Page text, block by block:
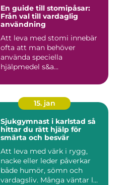
En guide till stomipåsar:
Från val till vardaglig
användning
Att leva med stomi innebär
ofta att man behöver
använda speciella
hjälpmedel s&a...
15. jan
Sjukgymnast i karlstad så
hittar du rätt hjälp för
smärta och besvär
Att leva med värk i rygg,
nacke eller leder påverkar
både humör, sömn och
vardagsliv. Många väntar l...